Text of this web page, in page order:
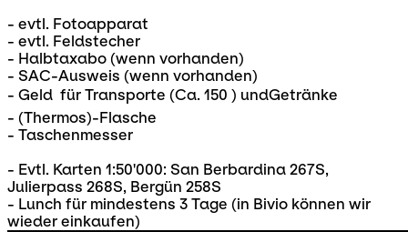
- evtl. Fotoapparat
- evtl. Feldstecher
- Halbtaxabo (wenn vorhanden)
- SAC-Ausweis (wenn vorhanden)
- Geld  für Transporte (Ca. 150 ) undGetränke
- (Thermos)-Flasche
- Taschenmesser
- Evtl. Karten 1:50'000: San Berbardina 267S,
Julierpass 268S, Bergün 258S
- Lunch für mindestens 3 Tage (in Bivio können wir
wieder einkaufen)